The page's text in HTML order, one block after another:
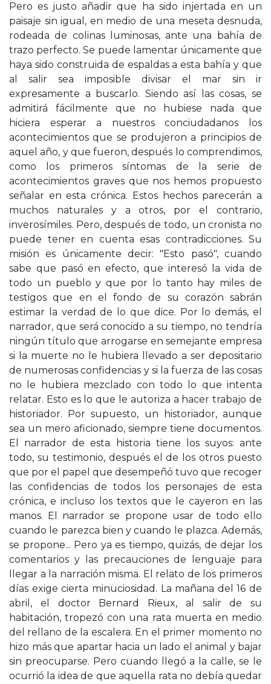
Pero es justo añadir que ha sido injertada en un
paisaje sin igual, en medio de una meseta desnuda,
rodeada de colinas luminosas, ante una bahía de
trazo perfecto. Se puede lamentar únicamente que
haya sido construida de espaldas a esta bahía y que
al salir sea imposible divisar el mar sin ir
expresamente a buscarlo. Siendo así las cosas, se
admitirá fácilmente que no hubiese nada que
hiciera esperar a nuestros conciudadanos los
acontecimientos que se produjeron a principios de
aquel año, y que fueron, después lo comprendimos,
como los primeros síntomas de la serie de
acontecimientos graves que nos hemos propuesto
señalar en esta crónica. Estos hechos parecerán a
muchos naturales y a otros, por el contrario,
inverosímiles. Pero, después de todo, un cronista no
puede tener en cuenta esas contradicciones. Su
misión es únicamente decir: "Esto pasó", cuando
sabe que pasó en efecto, que interesó la vida de
todo un pueblo y que por lo tanto hay miles de
testigos que en el fondo de su corazón sabrán
estimar la verdad de lo que dice. Por lo demás, el
narrador, que será conocido a su tiempo, no tendría
ningún título que arrogarse en semejante empresa
si la muerte no le hubiera llevado a ser depositario
de numerosas confidencias y si la fuerza de las cosas
no le hubiera mezclado con todo lo que intenta
relatar. Esto es lo que le autoriza a hacer trabajo de
historiador. Por supuesto, un historiador, aunque
sea un mero aficionado, siempre tiene documentos.
El narrador de esta historia tiene los suyos: ante
todo, su testimonio, después el de los otros puesto
que por el papel que desempeñó tuvo que recoger
las confidencias de todos los personajes de esta
crónica, e incluso los textos que le cayeron en las
manos. El narrador se propone usar de todo ello
cuando le parezca bien y cuando le plazca. Además,
se propone... Pero ya es tiempo, quizás, de dejar los
comentarios y las precauciones de lenguaje para
llegar a la narración misma. El relato de los primeros
días exige cierta minuciosidad. La mañana del 16 de
abril, el doctor Bernard Rieux, al salir de su
habitación, tropezó con una rata muerta en medio
del rellano de la escalera. En el primer momento no
hizo más que apartar hacia un lado el animal y bajar
sin preocuparse. Pero cuando llegó a la calle, se le
ocurrió la idea de que aquella rata no debía quedar